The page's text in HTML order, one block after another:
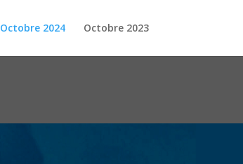
Octobre 2024 Octobre 2023